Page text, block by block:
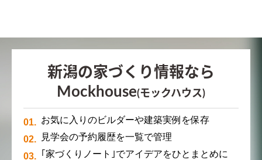
新潟の家づくり情報なら
Mockhouse(モックハウス)
お気に入りのビルダーや建築実例を保存
見学会の予約履歴を一覧で管理
｢家づくりノート｣でアイデアをひとまとめに